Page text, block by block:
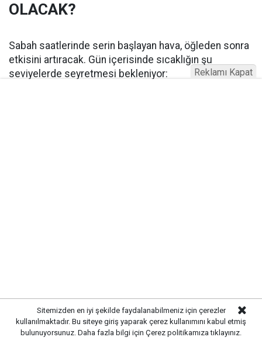
OLACAK?
Sabah saatlerinde serin başlayan hava, öğleden sonra
etkisini artıracak. Gün içerisinde sıcaklığın şu
seviyelerde seyretmesi bekleniyor:
Sitemizden en iyi şekilde faydalanabilmeniz için çerezler
kullanılmaktadır. Bu siteye giriş yaparak çerez kullanımını kabul etmiş
bulunuyorsunuz. Daha fazla bilgi için Çerez politikamıza tıklayınız.
Reklamı Kapat